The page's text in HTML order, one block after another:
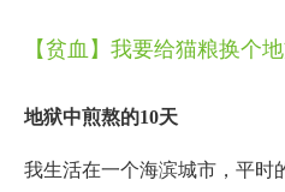
【贫血】我要给猫粮换个
地狱中煎熬的10天
我生活在一个海滨城市，平时